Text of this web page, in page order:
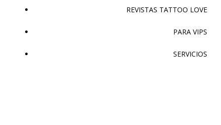
REVISTAS TATTOO LOVE
PARA VIPS
SERVICIOS